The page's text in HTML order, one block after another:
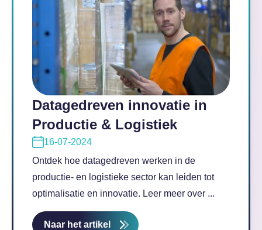
Datagedreven innovatie in
Productie & Logistiek
16-07-2024
Ontdek hoe datagedreven werken in de
productie- en logistieke sector kan leiden tot
optimalisatie en innovatie. Leer meer over ...
Naar het artikel